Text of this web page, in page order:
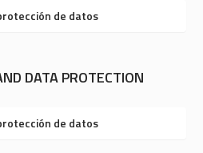
de datos
DATA PROTECTION
de datos